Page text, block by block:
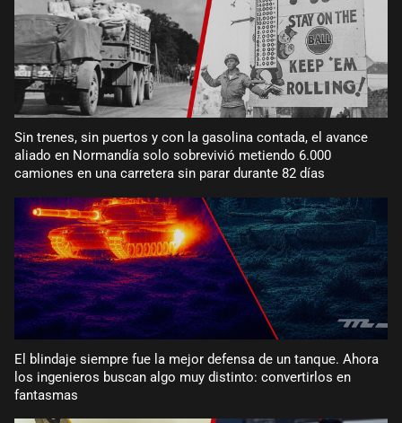
Sin trenes, sin puertos y con la gasolina contada, el avance
aliado en Normandía solo sobrevivió metiendo 6.000
camiones en una carretera sin parar durante 82 días
El blindaje siempre fue la mejor defensa de un tanque. Ahora
los ingenieros buscan algo muy distinto: convertirlos en
fantasmas